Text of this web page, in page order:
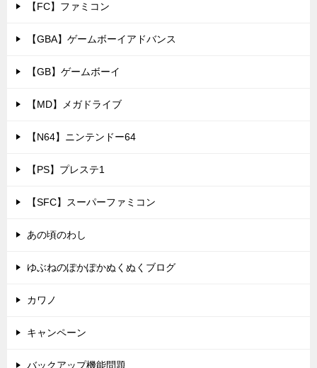
【FC】ファミコン
【GBA】ゲームボーイアドバンス
【GB】ゲームボーイ
【MD】メガドライブ
【N64】ニンテンドー64
【PS】プレステ1
【SFC】スーパーファミコン
あの頃のわし
ゆぶねのぽかぽかぬくぬくブログ
カワノ
キャンペーン
バックアップ機能問題